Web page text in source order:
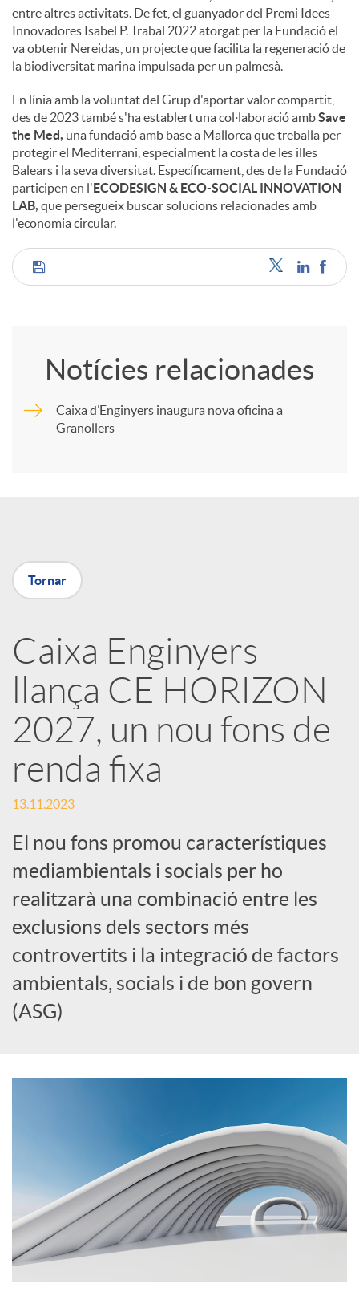
entre altres activitats. De fet, el guanyador del Premi Idees
Innovadores Isabel P. Trabal 2022 atorgat per la Fundació el
va obtenir Nereidas, un projecte que facilita la regeneració de
la biodiversitat marina impulsada per un palmesà.
En línia amb la voluntat del Grup d'aportar valor compartit,
des de 2023 també s'ha establert una col·laboració ambSave
the Med, una fundació amb base a Mallorca que treballa per
protegir el Mediterrani, especialment la costa de les illes
Balears i la seva diversitat. Específicament, des de la Fundació
participen en l' ECODESIGN & ECO-SOCIAL INNOVATION
LAB, que persegueix buscar solucions relacionades amb
l'economia circular.
C
m
t
i
r
a
X
a
r
x
e
c
i
Notícies relacionades
Caixa d’Enginyers inaugura nova oficina a
Granollers
Tornar
Caixa Enginyers
llança CE HORIZON
2027, un nou fons de
renda fixa
13.11.2023
El nou fons promou característiques
mediambientals i socials per ho
realitzarà una combinació entre les
exclusions dels sectors més
controvertits i la integració de factors
ambientals, socials i de bon govern
(ASG)